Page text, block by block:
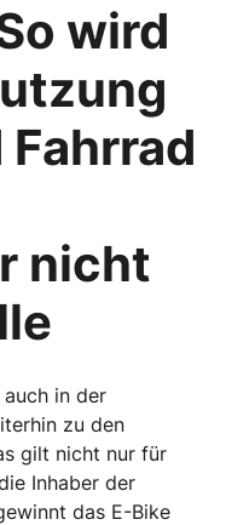
sind
wird
nicht
in der
zu den
gilt nicht nur für
Inhaber der
das E-Bike